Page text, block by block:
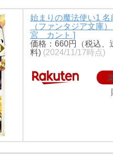
始まりの魔法使い1 名
（ファンタジア文庫
宮 カント ]
価格：660円（税込、
料) (2024/11/17時点)